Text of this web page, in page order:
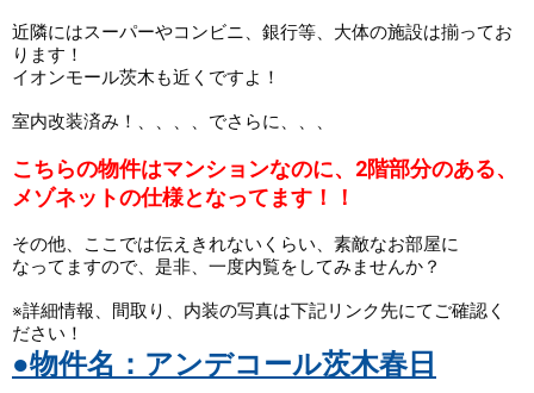
近隣にはスーパーやコンビニ、銀行等、大体の施設は揃ってお
ります！
イオンモール茨木も近くですよ！
室内改装済み！、、、、でさらに、、、
こちらの物件はマンションなのに、2階部分のある、
メゾネットの仕様となってます！！
その他、ここでは伝えきれないくらい、素敵なお部屋に
なってますので、是非、一度内覧をしてみませんか？
※詳細情報、間取り、内装の写真は下記リンク先にてご確認く
●物件名：アンデコール茨木春日